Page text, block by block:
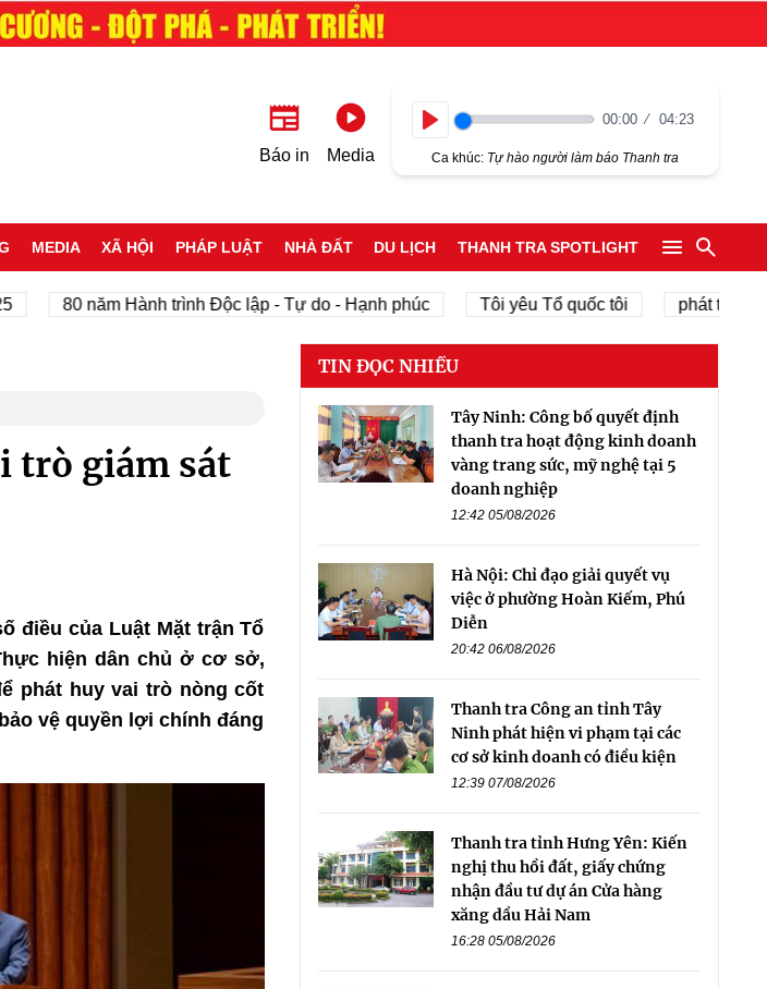
Báo in Media
00:00 04:23
Ca khúc: Tự hào người làm báo Thanh tra
MEDIA XÃ HỘI PHÁP LUẬT NHÀ ĐẤT DU LỊCH THANH TRA SPOTLIGHT
80 năm Hành trình Độc lập - Tự do - Hạnh phúc Tôi yêu Tổ quốc tôi phát triển kinh tế
trò giám sát
điều của Luật Mặt trận Tổ
hiện dân chủ ở cơ sở,
phát huy vai trò nòng cốt
vệ quyền lợi chính đáng
TIN ĐỌC NHIỀU
Tây Ninh: Công bố quyết định
thanh tra hoạt động kinh doanh
vàng trang sức, mỹ nghệ tại 5
doanh nghiệp
12:42 05/08/2026
Hà Nội: Chỉ đạo giải quyết vụ
việc ở phường Hoàn Kiếm, Phú
Diễn
20:42 06/08/2026
Thanh tra Công an tỉnh Tây
Ninh phát hiện vi phạm tại các
cơ sở kinh doanh có điều kiện
12:39 07/08/2026
Thanh tra tỉnh Hưng Yên: Kiến
nghị thu hồi đất, giấy chứng
nhận đầu tư dự án Cửa hàng
xăng dầu Hải Nam
16:28 05/08/2026